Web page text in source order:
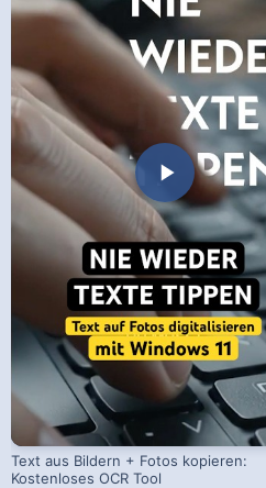
Text aus Bildern + Fotos kopieren:
Kostenloses OCR Tool